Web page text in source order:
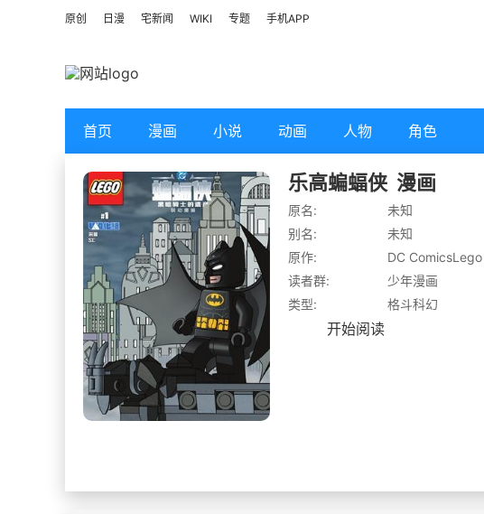
原创 日漫 宅新闻 WIKI 专题 手机APP
首页 漫画 小说 动画 人物 角色
乐高蝙蝠侠 漫画
原名:
未知
别名:
未知
原作:
DC ComicsLego
读者群:
少年漫画
类型:
格斗科幻
开始阅读